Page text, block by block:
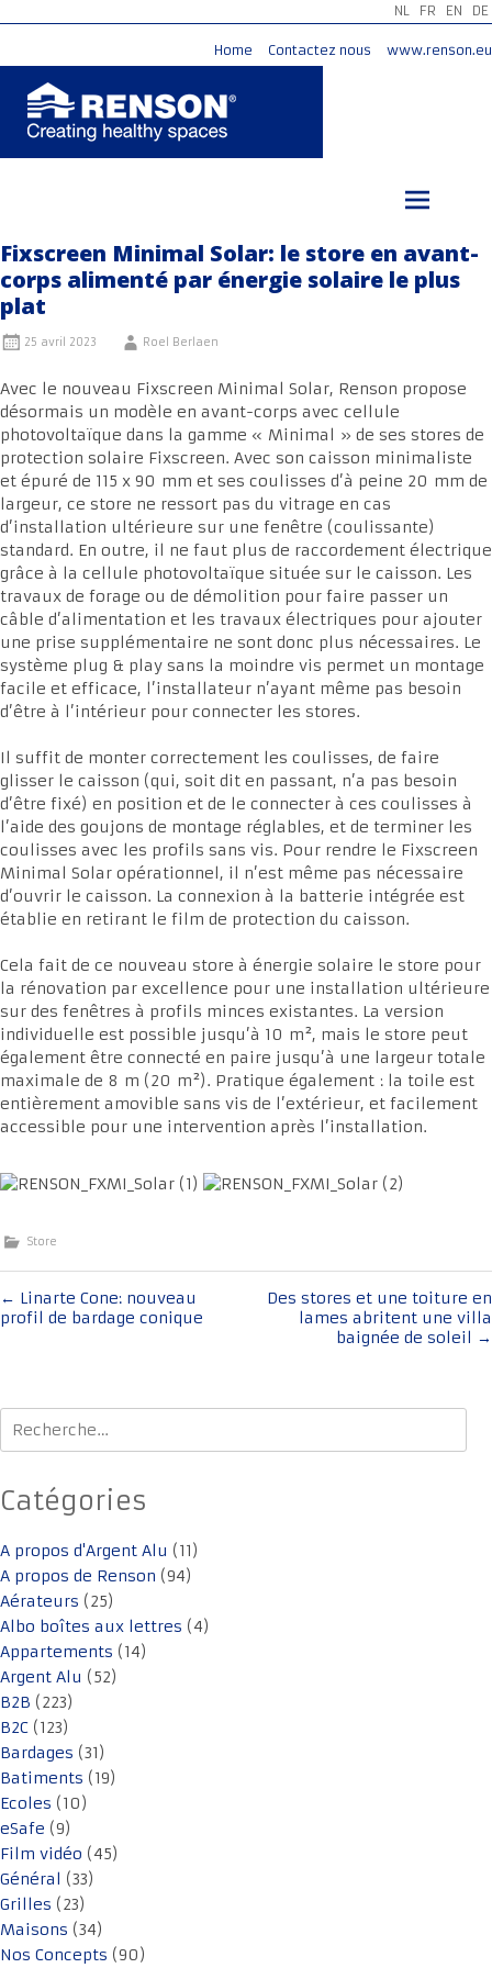
NL FR EN DE
Home Contactez nous www.renson.eu
Fixscreen Minimal Solar: le store en avant-
corps alimenté par énergie solaire le plus
plat
25 avril 2023 Roel Berlaen
Avec le nouveau Fixscreen Minimal Solar, Renson propose
désormais un modèle en avant-corps avec cellule
photovoltaïque dans la gamme « Minimal » de ses stores de
protection solaire Fixscreen. Avec son caisson minimaliste
et épuré de 115 x 90 mm et ses coulisses d’à peine 20 mm de
largeur, ce store ne ressort pas du vitrage en cas
d’installation ultérieure sur une fenêtre (coulissante)
standard. En outre, il ne faut plus de raccordement électrique
grâce à la cellule photovoltaïque située sur le caisson. Les
travaux de forage ou de démolition pour faire passer un
câble d’alimentation et les travaux électriques pour ajouter
une prise supplémentaire ne sont donc plus nécessaires. Le
système plug & play sans la moindre vis permet un montage
facile et efficace, l’installateur n’ayant même pas besoin
d’être à l’intérieur pour connecter les stores.
Il suffit de monter correctement les coulisses, de faire
glisser le caisson (qui, soit dit en passant, n’a pas besoin
d’être fixé) en position et de le connecter à ces coulisses à
l’aide des goujons de montage réglables, et de terminer les
coulisses avec les profils sans vis. Pour rendre le Fixscreen
Minimal Solar opérationnel, il n’est même pas nécessaire
d’ouvrir le caisson. La connexion à la batterie intégrée est
établie en retirant le film de protection du caisson.
Cela fait de ce nouveau store à énergie solaire le store pour
la rénovation par excellence pour une installation ultérieure
sur des fenêtres à profils minces existantes. La version
individuelle est possible jusqu’à 10 m², mais le store peut
également être connecté en paire jusqu’à une largeur totale
maximale de 8 m (20 m²). Pratique également : la toile est
entièrement amovible sans vis de l’extérieur, et facilement
accessible pour une intervention après l’installation.
Store
Navigation
de
← Linarte Cone: nouveau
profil de bardage conique
Des stores et une toiture en
lames abritent une villa
baignée de soleil →
Rechercher :
Catégories
A propos d'Argent Alu (11)
A propos de Renson (94)
Aérateurs (25)
Albo boîtes aux lettres (4)
Appartements (14)
Argent Alu (52)
B2B (223)
B2C (123)
Bardages (31)
Batiments (19)
Ecoles (10)
eSafe (9)
Film vidéo (45)
Général (33)
Grilles (23)
Maisons (34)
Nos Concepts (90)